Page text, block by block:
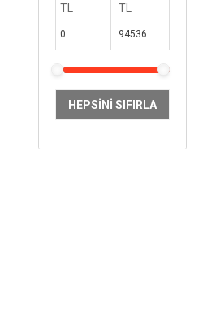
TL
TL
HEPSINI SIFIRLA